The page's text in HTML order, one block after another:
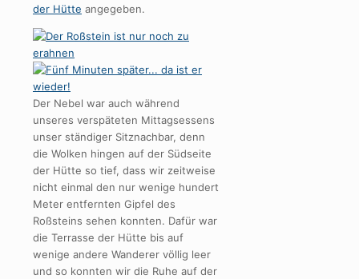
der Hütte angegeben.
Der Nebel war auch während
unseres verspäteten Mittagsessens
unser ständiger Sitznachbar, denn
die Wolken hingen auf der Südseite
der Hütte so tief, dass wir zeitweise
nicht einmal den nur wenige hundert
Meter entfernten Gipfel des
Roßsteins sehen konnten. Dafür war
die Terrasse der Hütte bis auf
wenige andere Wanderer völlig leer
und so konnten wir die Ruhe auf der